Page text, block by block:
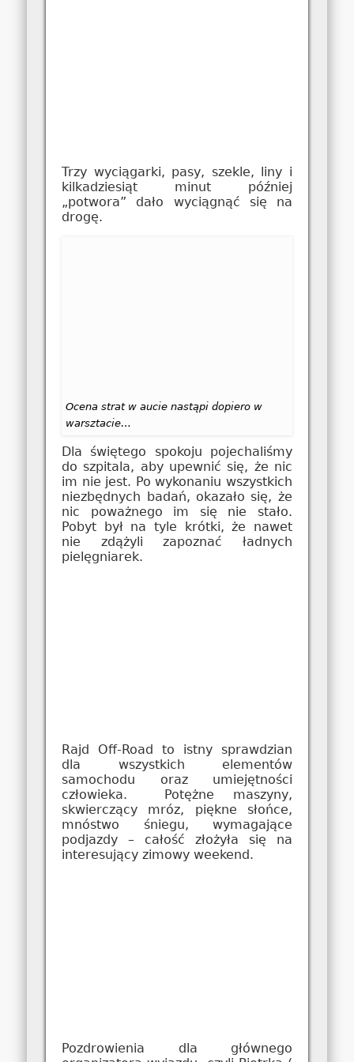
Trzy wyciągarki, pasy, szekle, liny i
kilkadziesiąt minut później
„potwora” dało wyciągnąć się na
drogę.
Ocena strat w aucie nastąpi dopiero w
warsztacie…
Dla świętego spokoju pojechaliśmy
do szpitala, aby upewnić się, że nic
im nie jest. Po wykonaniu wszystkich
niezbędnych badań, okazało się, że
nic poważnego im się nie stało.
Pobyt był na tyle krótki, że nawet
nie zdążyli zapoznać ładnych
pielęgniarek.
Rajd Off-Road to istny sprawdzian
dla wszystkich elementów
samochodu oraz umiejętności
człowieka. Potężne maszyny,
skwierczący mróz, piękne słońce,
mnóstwo śniegu, wymagające
podjazdy – całość złożyła się na
interesujący zimowy weekend.
Pozdrowienia dla głównego